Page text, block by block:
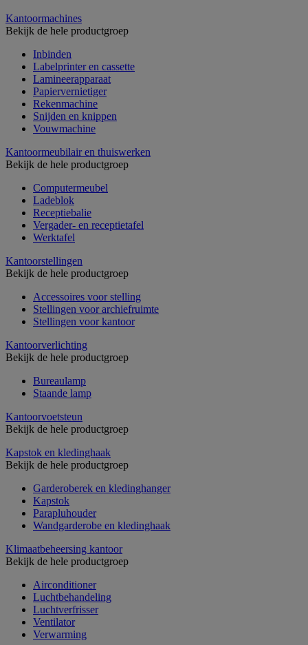
Kantoormachines
Bekijk de hele productgroep
Inbinden
Labelprinter en cassette
Lamineerapparaat
Papiervernietiger
Rekenmachine
Snijden en knippen
Vouwmachine
Kantoormeubilair en thuiswerken
Bekijk de hele productgroep
Computermeubel
Ladeblok
Receptiebalie
Vergader- en receptietafel
Werktafel
Kantoorstellingen
Bekijk de hele productgroep
Accessoires voor stelling
Stellingen voor archiefruimte
Stellingen voor kantoor
Kantoorverlichting
Bekijk de hele productgroep
Bureaulamp
Staande lamp
Kantoorvoetsteun
Bekijk de hele productgroep
Kapstok en kledinghaak
Bekijk de hele productgroep
Garderoberek en kledinghanger
Kapstok
Parapluhouder
Wandgarderobe en kledinghaak
Klimaatbeheersing kantoor
Bekijk de hele productgroep
Airconditioner
Luchtbehandeling
Luchtverfrisser
Ventilator
Verwarming